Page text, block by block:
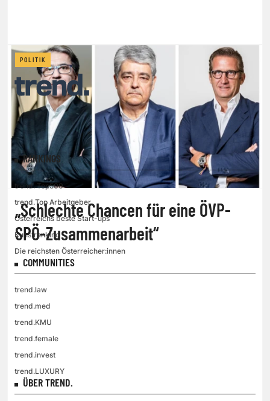
POLITIK
„Schlechte Chancen für eine ÖVP-
SPÖ-Zusammenarbeit“
RANKINGS
trend. Top500
trend.Top Arbeitgeber
Österreichs beste Start-ups
Kunstranking
Die reichsten Österreicher:innen
COMMUNITIES
trend.law
trend.med
trend.KMU
trend.female
trend.invest
trend.LUXURY
ÜBER TREND.